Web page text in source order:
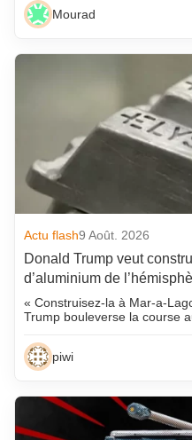
Mourad
Actu flash9 Août. 2026
Donald Trump veut
d’aluminium de
« Construisez-la à Mar-a-
Trump bouleverse la course
piwi